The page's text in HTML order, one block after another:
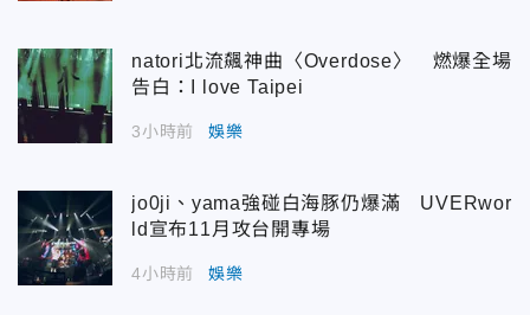
natori北流飆神曲〈Overdose〉 燃爆全場
告白：I love Taipei
3小時前 娛樂
jo0ji、yama強碰白海豚仍爆滿 UVERwor
ld宣布11月攻台開專場
4小時前 娛樂